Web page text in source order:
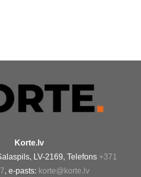
Korte.lv
LV-2169, Telefons +371
, e-pasts: korte@korte.lv